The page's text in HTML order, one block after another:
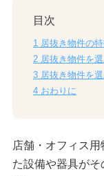
目次
1居抜き物件の特
2居抜き物件を選
3居抜き物件を選
4おわりに
店舗・オフィス
た設備や器具がそ